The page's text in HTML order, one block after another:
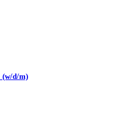
(w/d/m)